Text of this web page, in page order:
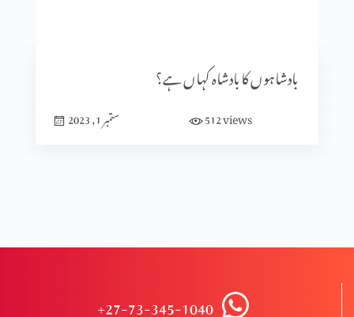
میرا معجزہ
طرز حیات
بادشاہوں کا بادشاہ کہاں ہے؟
ستمبر 1, 2023 512views
+27-73-345-1040